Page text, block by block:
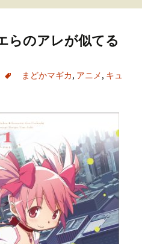
らのアレが似てる
まどかマギカ, アニメ, キュ